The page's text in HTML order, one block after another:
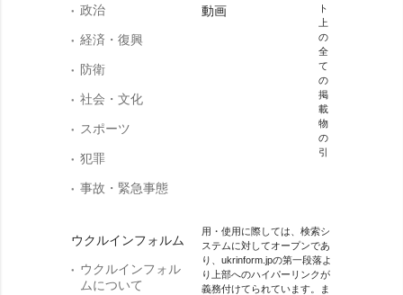
政治
経済・復興
防衛
社会・文化
スポーツ
犯罪
事故・緊急事態
ウクルインフォルム
ウクルインフォル
ムについて
動画
ト
上
の
全
て
の
掲
載
物
の
引
用・使用に際しては、検索シ
ステムに対してオープンであ
り、ukrinform.jpの第一段落よ
り上部へのハイパーリンクが
義務付けてられています。ま